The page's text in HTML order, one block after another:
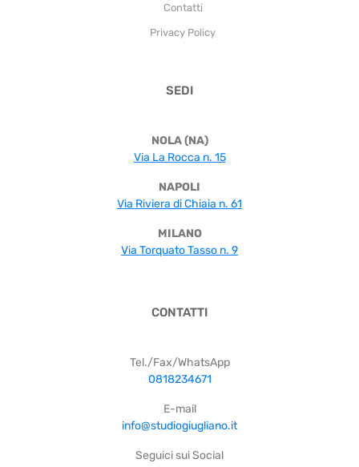
Contatti
Privacy Policy
SEDI
NOLA (NA)
Via La Rocca n. 15
NAPOLI
Via Riviera di Chiaia n. 61
MILANO
Via Torquato Tasso n. 9
CONTATTI
Tel./Fax/WhatsApp
0818234671
E-mail
info@studiogiugliano.it
Seguici sui Social